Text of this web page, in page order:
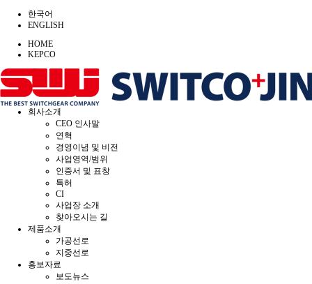
한국어
ENGLISH
HOME
KEPCO
회사소개
CEO 인사말
연혁
경영이념 및 비전
사업영역/범위
인증서 및 표창
특허
CI
사업장 소개
찾아오시는 길
제품소개
가공선로
지중선로
홍보자료
보도뉴스